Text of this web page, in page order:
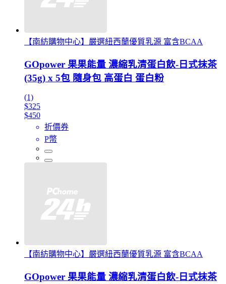
【南紡購物中心】嚴選紐西蘭優質乳源 富含BCAA
GOpower 果果能量 濃縮乳清蛋白飲-日式抹茶
(35g) x 5包 隨身包 高蛋白 蛋白粉
(1)
$325
$450
折價券
P幣
【南紡購物中心】嚴選紐西蘭優質乳源 富含BCAA
GOpower 果果能量 濃縮乳清蛋白飲-日式抹茶